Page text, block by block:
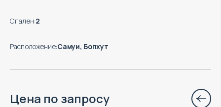
Спален:2
Расположение:Самуи, Бопхут
Цена по запросу